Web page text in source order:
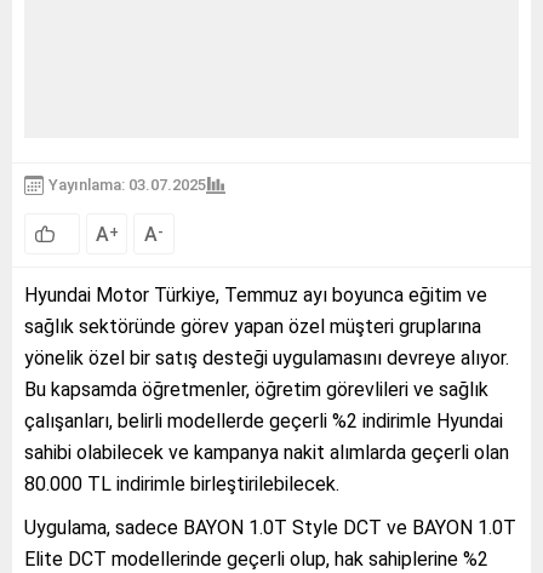
Yayınlama: 03.07.2025
A+ A-
Hyundai Motor Türkiye, Temmuz ayı boyunca eğitim ve
sağlık sektöründe görev yapan özel müşteri gruplarına
yönelik özel bir satış desteği uygulamasını devreye alıyor.
Bu kapsamda öğretmenler, öğretim görevlileri ve sağlık
çalışanları, belirli modellerde geçerli %2 indirimle Hyundai
sahibi olabilecek ve kampanya nakit alımlarda geçerli olan
80.000 TL indirimle birleştirilebilecek.
Uygulama, sadece BAYON 1.0T Style DCT ve BAYON 1.0T
Elite DCT modellerinde geçerli olup, hak sahiplerine %2